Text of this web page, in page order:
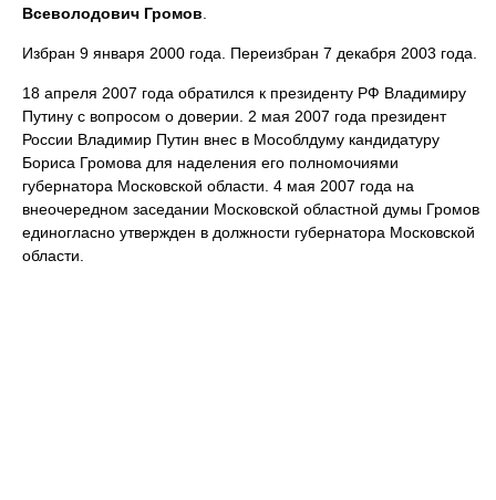
Всеволодович Громов
Избран 9 января 2000 года. Переизбран 7 декабря 2003 года.
18 апреля 2007 года обратился к президенту РФ Владимиру
Путину с вопросом о доверии. 2 мая 2007 года президент
России Владимир Путин внес в Мособлдуму кандидатуру
Бориса Громова для наделения его полномочиями
губернатора Московской области. 4 мая 2007 года на
внеочередном заседании Московской областной думы Громов
единогласно утвержден в должности губернатора Московской
области.